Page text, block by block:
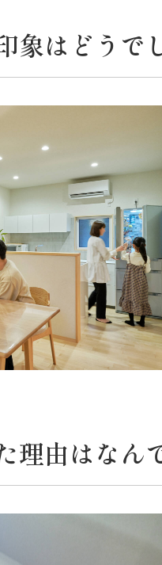
象はどうで
理由はなん